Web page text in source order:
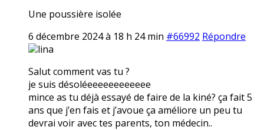
Une poussière isolée
6 décembre 2024 à 18 h 24 min #66992 Répondre
lina
Salut comment vas tu ?
je suis désoléeeeeeeeeeeee
mince as tu déjà essayé de faire de la kiné? ça fait 5
ans que j’en fais et j’avoue ça améliore un peu tu
devrai voir avec tes parents, ton médecin..